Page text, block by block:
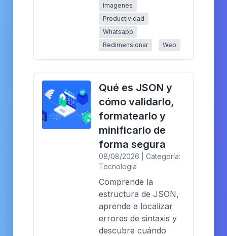
Imagenes
Productividad
Whatsapp
Redimensionar
Web
Qué es JSON y
cómo validarlo,
formatearlo y
minificarlo de
forma segura
08/08/2026 | Categoría:
Tecnología
Comprende la
estructura de JSON,
aprende a localizar
errores de sintaxis y
descubre cuándo